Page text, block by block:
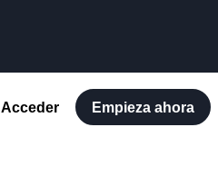
Acceder Empieza ahora